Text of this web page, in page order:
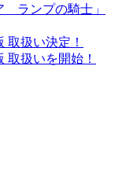
ランプの騎士」
扱い決定！
扱いを開始！